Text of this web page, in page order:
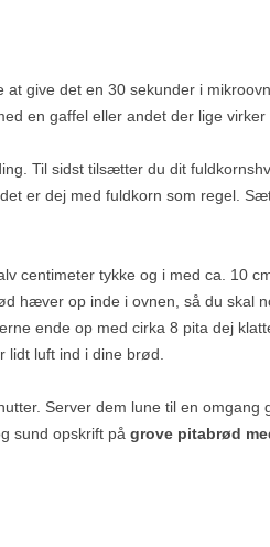
give det en 30 sekunder i
en gaffel eller andet der lige virker
Til sidst tilsætter du dit
det er dej med fuldkorn som regel.
centimeter tykke og i med ca. 10
hæver op inde i ovnen, så du skal
ende op med cirka 8 pita dej
luft ind i dine brød.
Server dem lune til en omgang
sund opskrift på grove pitabrød